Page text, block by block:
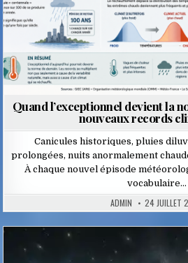
Quand l’exceptionnel devient la
nouveaux records
Canicules historiques, pluies
prolongées, nuits anormalement
À chaque nouvel épisode
vocabulaire…
ADMIN 24 JUILLET